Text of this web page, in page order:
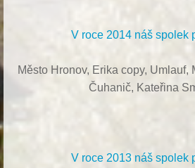
V roce 2014 náš spolek
Město Hronov, Erika copy, Umlauf,
Čuhanič, Kateřina
V roce 2013 náš spolek